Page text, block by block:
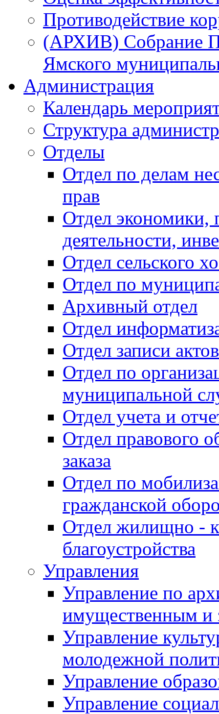
Противодействие
(АРХИВ) Собрание
Ямского
Администрация
Календарь
Структура
Отделы
Отдел по делам
прав
Отдел экономики,
деятельности,
Отдел сельского
Отдел по
Архивный отдел
Отдел
Отдел записи
Отдел по
муниципальной
Отдел учета и
Отдел правового
заказа
Отдел по
гражданской
Отдел жилищно -
благоустройства
Управления
Управление по
имущественным и
Управление
молодежной
Управление
Управление